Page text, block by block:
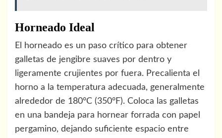
Horneado Ideal
El horneado es un paso crítico para obtener
galletas de jengibre suaves por dentro y
ligeramente crujientes por fuera. Precalienta el
horno a la temperatura adecuada, generalmente
alrededor de 180°C (350°F). Coloca las galletas
en una bandeja para hornear forrada con papel
pergamino, dejando suficiente espacio entre